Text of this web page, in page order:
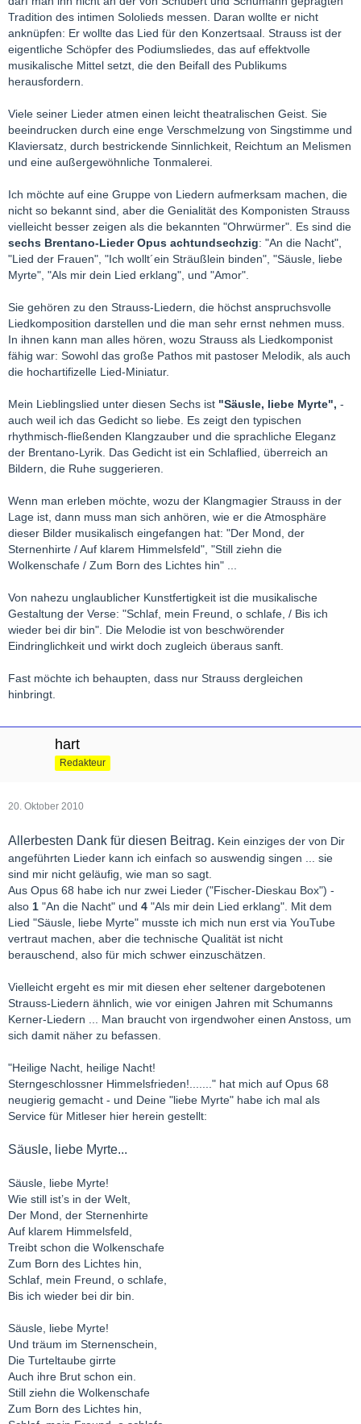
Tradition des intimen Sololieds messen. Daran wollte er nicht
anknüpfen: Er wollte das Lied für den Konzertsaal. Strauss ist der
eigentliche Schöpfer des Podiumsliedes, das auf effektvolle
musikalische Mittel setzt, die den Beifall des Publikums
herausfordern.
Viele seiner Lieder atmen einen leicht theatralischen Geist. Sie
beeindrucken durch eine enge Verschmelzung von Singstimme und
Klaviersatz, durch bestrickende Sinnlichkeit, Reichtum an Melismen
und eine außergewöhnliche Tonmalerei.
Ich möchte auf eine Gruppe von Liedern aufmerksam machen, die
nicht so bekannt sind, aber die Genialität des Komponisten Strauss
vielleicht besser zeigen als die bekannten "Ohrwürmer". Es sind die
sechs Brentano-Lieder Opus achtundsechzig: "An die Nacht",
"Lied der Frauen", "Ich wollt´ein Sträußlein binden", "Säusle, liebe
Myrte", "Als mir dein Lied erklang", und "Amor".
Sie gehören zu den Strauss-Liedern, die höchst anspruchsvolle
Liedkomposition darstellen und die man sehr ernst nehmen muss.
In ihnen kann man alles hören, wozu Strauss als Liedkomponist
fähig war: Sowohl das große Pathos mit pastoser Melodik, als auch
die hochartifizelle Lied-Miniatur.
Mein Lieblingslied unter diesen Sechs ist "Säusle, liebe Myrte", -
auch weil ich das Gedicht so liebe. Es zeigt den typischen
rhythmisch-fließenden Klangzauber und die sprachliche Eleganz
der Brentano-Lyrik. Das Gedicht ist ein Schlaflied, überreich an
Bildern, die Ruhe suggerieren.
Wenn man erleben möchte, wozu der Klangmagier Strauss in der
Lage ist, dann muss man sich anhören, wie er die Atmosphäre
dieser Bilder musikalisch eingefangen hat: "Der Mond, der
Sternenhirte / Auf klarem Himmelsfeld", "Still ziehn die
Wolkenschafe / Zum Born des Lichtes hin" ...
Von nahezu unglaublicher Kunstfertigkeit ist die musikalische
Gestaltung der Verse: "Schlaf, mein Freund, o schlafe, / Bis ich
wieder bei dir bin". Die Melodie ist von beschwörender
Eindringlichkeit und wirkt doch zugleich überaus sanft.
Fast möchte ich behaupten, dass nur Strauss dergleichen
hinbringt.
hart
Redakteur
20. Oktober 2010
Allerbesten Dank für diesen Beitrag. Kein einziges der von Dir
angeführten Lieder kann ich einfach so auswendig singen ... sie
sind mir nicht geläufig, wie man so sagt.
Aus Opus 68 habe ich nur zwei Lieder ("Fischer-Dieskau Box") -
also 1 "An die Nacht" und 4 "Als mir dein Lied erklang". Mit dem
Lied "Säusle, liebe Myrte" musste ich mich nun erst via YouTube
vertraut machen, aber die technische Qualität ist nicht
berauschend, also für mich schwer einzuschätzen.
Vielleicht ergeht es mir mit diesen eher seltener dargebotenen
Strauss-Liedern ähnlich, wie vor einigen Jahren mit Schumanns
Kerner-Liedern ... Man braucht von irgendwoher einen Anstoss, um
sich damit näher zu befassen.
"Heilige Nacht, heilige Nacht!
Sterngeschlossner Himmelsfrieden!......." hat mich auf Opus 68
neugierig gemacht - und Deine "liebe Myrte" habe ich mal als
Service für Mitleser hier herein gestellt:
Säusle, liebe Myrte...
Säusle, liebe Myrte!
Wie still ist’s in der Welt,
Der Mond, der Sternenhirte
Auf klarem Himmelsfeld,
Treibt schon die Wolkenschafe
Zum Born des Lichtes hin,
Schlaf, mein Freund, o schlafe,
Bis ich wieder bei dir bin.
Säusle, liebe Myrte!
Und träum im Sternenschein,
Die Turteltaube girrte
Auch ihre Brut schon ein.
Still ziehn die Wolkenschafe
Zum Born des Lichtes hin,